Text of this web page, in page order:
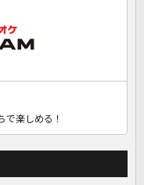
で楽しめる！